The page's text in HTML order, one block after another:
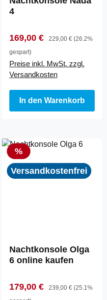
4
Verkaufspreis:
169,00 € Regulärer Preis:
229,00 € (26.2%
gespart)
Preise inkl. MwSt. zzgl.
Versandkosten
In den Warenkorb
Rabatt
%
Versandkostenfrei
Nachtkonsole Olga
6 online kaufen
Verkaufspreis:
179,00 € Regulärer Preis:
239,00 € (25.1%